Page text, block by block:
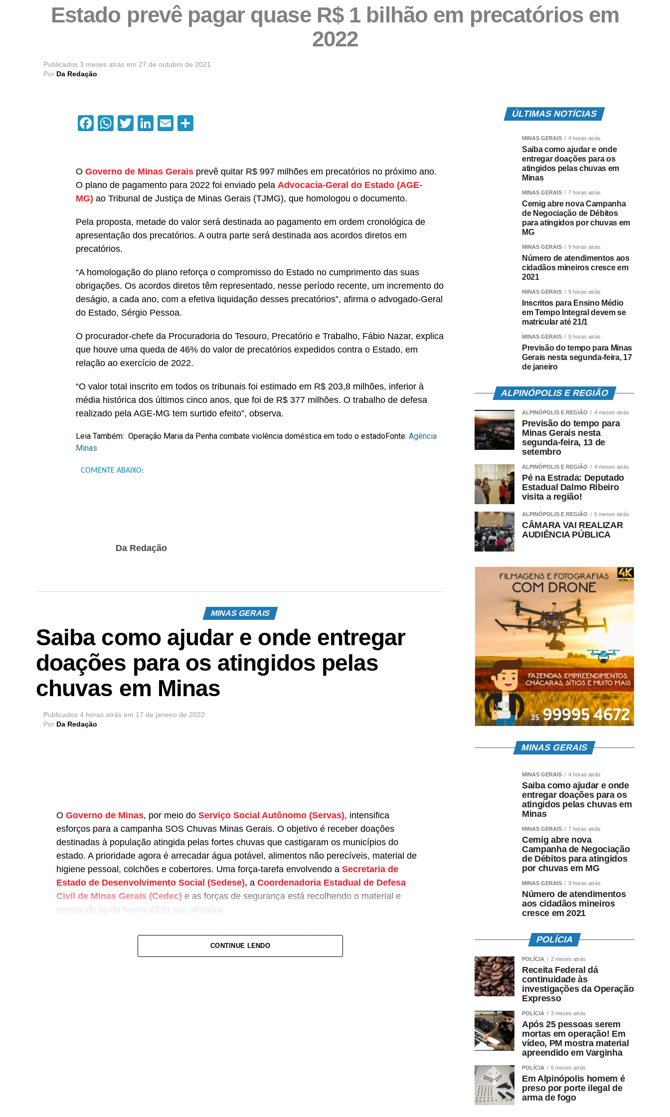
Estado prevê pagar quase R$ 1 bilhão em precatórios em
2022
Publicados 3 meses atrás em 27 de outubro de 2021
Por Da Redação
Facebook
WhatsApp
Twitter
LinkedIn
Email
O Governo de Minas Gerais prevê quitar R$ 997 milhões em precatórios no próximo ano.
O plano de pagamento para 2022 foi enviado pela Advocacia-Geral do Estado (AGE-
MG) ao Tribunal de Justiça de Minas Gerais (TJMG), que homologou o documento.
Pela proposta, metade do valor será destinada ao pagamento em ordem cronológica de
apresentação dos precatórios. A outra parte será destinada aos acordos diretos em
precatórios.
“A homologação do plano reforça o compromisso do Estado no cumprimento das suas
obrigações. Os acordos diretos têm representado, nesse período recente, um incremento do
deságio, a cada ano, com a efetiva liquidação desses precatórios”, afirma o advogado-Geral
do Estado, Sérgio Pessoa.
O procurador-chefe da Procuradoria do Tesouro, Precatório e Trabalho, Fábio Nazar, explica
que houve uma queda de 46% do valor de precatórios expedidos contra o Estado, em
relação ao exercício de 2022.
“O valor total inscrito em todos os tribunais foi estimado em R$ 203,8 milhões, inferior à
média histórica dos últimos cinco anos, que foi de R$ 377 milhões. O trabalho de defesa
realizado pela AGE-MG tem surtido efeito”, observa.
Leia Também: Operação Maria da Penha combate violência doméstica em todo o estadoFonte: Agência
Minas
COMENTE ABAIXO:
Da Redação
MINAS GERAIS
Saiba como ajudar e onde entregar
doações para os atingidos pelas
chuvas em Minas
Publicados 4 horas atrás em 17 de janeiro de 2022
Por Da Redação
O Governo de Minas, por meio do Serviço Social Autônomo (Servas), intensifica
esforços para a campanha SOS Chuvas Minas Gerais. O objetivo é receber doações
destinadas à população atingida pelas fortes chuvas que castigaram os municípios do
estado. A prioridade agora é arrecadar água potável, alimentos não perecíveis, material de
higiene pessoal, colchões e cobertores. Uma força-tarefa envolvendo a Secretaria de
Estado de Desenvolvimento Social (Sedese), a Coordenadoria Estadual de Defesa
Civil de Minas Gerais (Cedec) e as forças de segurança está recolhendo o material e
prestando ajuda humanitária aos afetados.
Desde o início do período chuvoso em Minas, em outubro de 2021, 25 pessoas morreram,
47.911 ficaram desalojadas e 7.336 desabrigadas (dados atualizados em 17/1
informações foram divulgadas pela Cedec. Até o momento, 377 cidades estão em situação
CONTINUE LENDO
ÚLTIMAS NOTÍCIAS
MINAS GERAIS 4 horas atrás
Saiba como ajudar e onde
entregar doações para os
atingidos pelas chuvas em
Minas
MINAS GERAIS 7 horas atrás
Cemig abre nova Campanha
de Negociação de Débitos
para atingidos por chuvas em
MG
MINAS GERAIS 9 horas atrás
Número de atendimentos aos
cidadãos mineiros cresce em
2021
MINAS GERAIS 9 horas atrás
Inscritos para Ensino Médio
em Tempo Integral devem se
matricular até 21/1
MINAS GERAIS 9 horas atrás
Previsão do tempo para Minas
Gerais nesta segunda-feira, 17
de janeiro
ALPINÓPOLIS E REGIÃO
ALPINÓPOLIS E REGIÃO 4 meses atrás
Previsão do tempo para
Minas Gerais nesta
segunda-feira, 13 de
setembro
ALPINÓPOLIS E REGIÃO 4 meses atrás
Pé na Estrada: Deputado
Estadual Dalmo Ribeiro
visita a região!
ALPINÓPOLIS E REGIÃO 5 meses atrás
CÂMARA VAI REALIZAR
AUDIÊNCIA PÚBLICA
MINAS GERAIS
MINAS GERAIS 4 horas atrás
Saiba como ajudar e onde
entregar doações para os
atingidos pelas chuvas em
Minas
MINAS GERAIS 7 horas atrás
Cemig abre nova
Campanha de Negociação
de Débitos para atingidos
por chuvas em MG
MINAS GERAIS 9 horas atrás
Número de atendimentos
aos cidadãos mineiros
cresce em 2021
POLÍCIA
POLÍCIA 2 meses atrás
Receita Federal dá
continuidade às
investigações da Operação
Expresso
POLÍCIA 3 meses atrás
Após 25 pessoas serem
mortas em operação! Em
vídeo, PM mostra material
apreendido em Varginha
POLÍCIA 6 meses atrás
Em Alpinópolis homem é
preso por porte ilegal de
arma de fogo